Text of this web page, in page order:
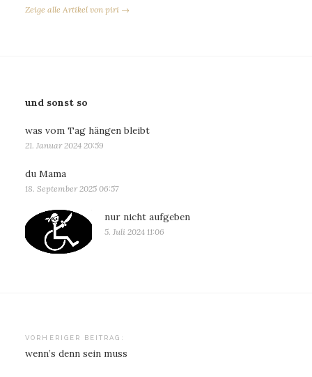
Zeige alle Artikel von piri →
und sonst so
was vom Tag hängen bleibt
21. Januar 2024 20:59
du Mama
18. September 2025 06:57
nur nicht aufgeben
5. Juli 2024 11:06
Beitragsnavigation
VORHERIGER BEITRAG:
wenn’s denn sein muss